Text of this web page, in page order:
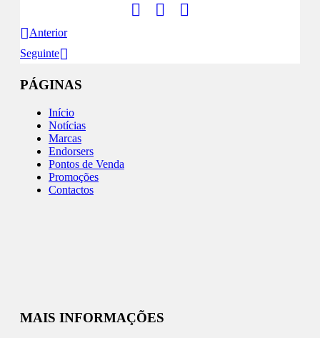
Anterior
Seguinte
PÁGINAS
Início
Notícias
Marcas
Endorsers
Pontos de Venda
Promoções
Contactos
MAIS INFORMAÇÕES